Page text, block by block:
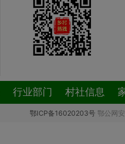
行业部门 村社信息
鄂ICP备16020203号鄂公网